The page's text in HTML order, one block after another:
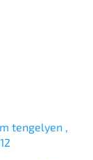
tengelyen ,